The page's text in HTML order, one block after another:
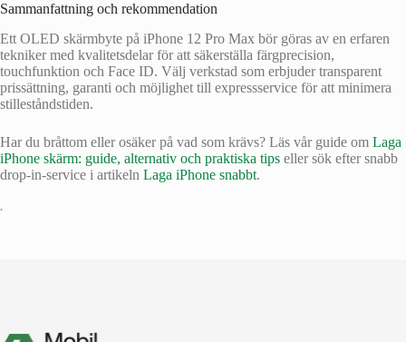
Sammanfattning och rekommendation
Ett OLED skärmbyte på iPhone 12 Pro Max bör göras av en erfaren
tekniker med kvalitetsdelar för att säkerställa färgprecision,
touchfunktion och Face ID. Välj verkstad som erbjuder transparent
prissättning, garanti och möjlighet till expressservice för att minimera
stilleståndstiden.
Har du bråttom eller osäker på vad som krävs? Läs vår guide om Laga
iPhone skärm: guide, alternativ och praktiska tips eller sök efter snabb
drop-in-service i artikeln Laga iPhone snabbt.
•